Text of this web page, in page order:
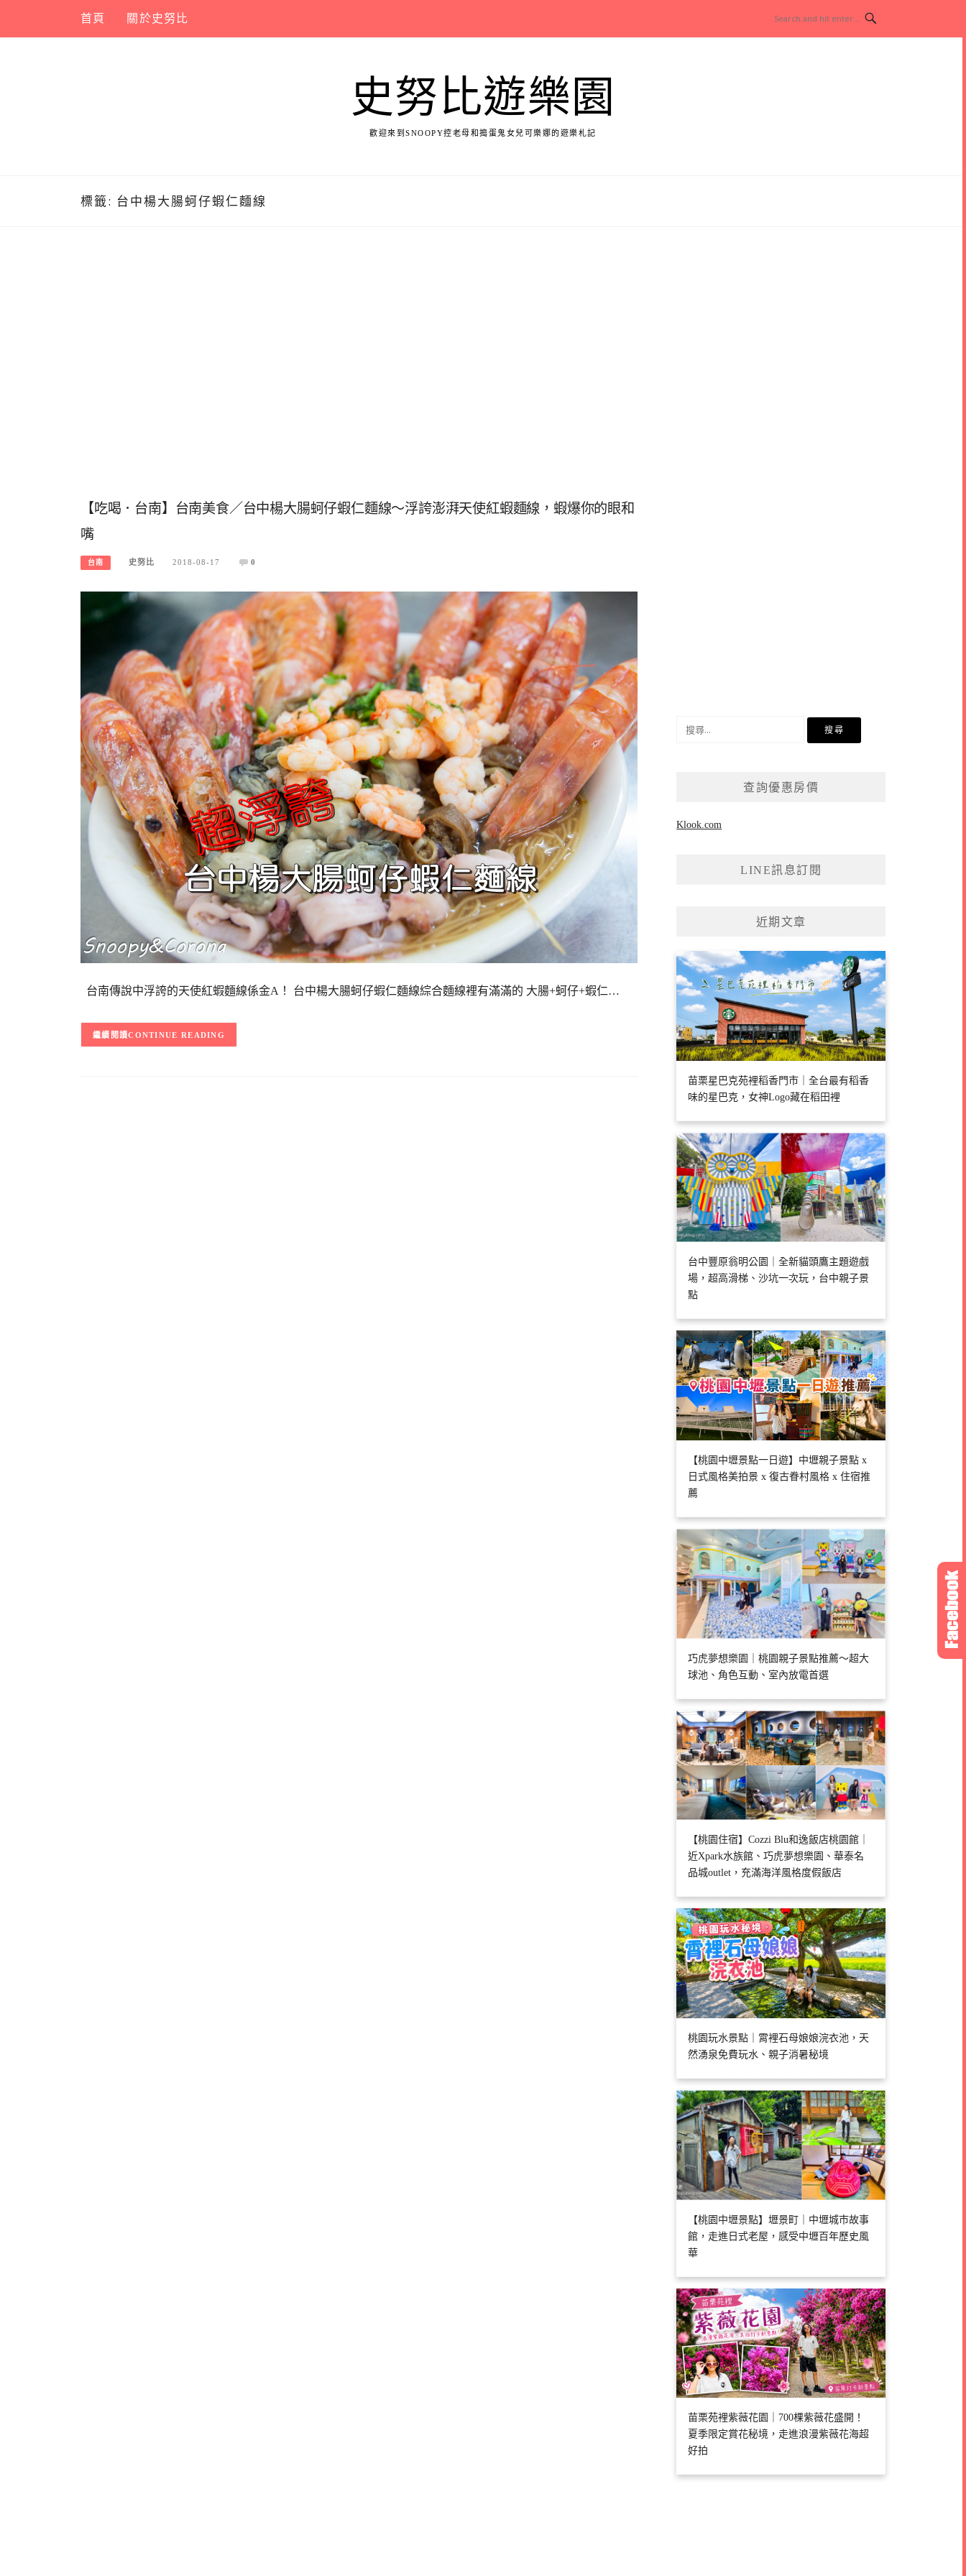
content
首頁 關於史努比
史努比遊樂園
歡迎來到SNOOPY控老母和搗蛋鬼女兒可樂娜的遊樂札記
標籤: 台中楊大腸蚵仔蝦仁麵線
【吃喝．台南】台南美食／台中楊大腸蚵仔蝦仁麵線～浮誇澎湃天使紅蝦麵線，蝦爆你的眼和
嘴
台南 史努比 2018-08-17 0
台南傳說中浮誇的天使紅蝦麵線係金A！ 台中楊大腸蚵仔蝦仁麵線綜合麵線裡有滿滿的 大腸+蚵仔+蝦仁…
CONTINUE READING
查詢優惠房價
Klook.com
LINE訊息訂閱
近期文章
苗栗星巴克苑裡稻香門市｜全台最有稻香
味的星巴克，女神Logo藏在稻田裡
台中豐原翁明公園｜全新貓頭鷹主題遊戲
場，超高滑梯、沙坑一次玩，台中親子景
點
【桃園中壢景點一日遊】中壢親子景點 x
日式風格美拍景 x 復古眷村風格 x 住宿推
薦
巧虎夢想樂園｜桃園親子景點推薦～超大
球池、角色互動、室內放電首選
【桃園住宿】Cozzi Blu和逸飯店桃園館｜
近Xpark水族館、巧虎夢想樂園、華泰名
品城outlet，充滿海洋風格度假飯店
桃園玩水景點｜霄裡石母娘娘浣衣池，天
然湧泉免費玩水、親子消暑秘境
【桃園中壢景點】壢景町｜中壢城市故事
館，走進日式老屋，感受中壢百年歷史風
華
苗栗苑裡紫薇花園｜700棵紫薇花盛開！
夏季限定賞花秘境，走進浪漫紫薇花海超
好拍